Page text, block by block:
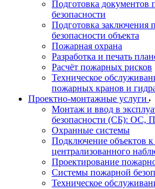
Подготовка документов
безопасности
Подготовка заключения
безопасности объекта
Пожарная охрана
Разработка и печать
Расчёт пожарных рисков
Техническое
пожарных кранов и
Проектно-монтажные услуги
Монтаж и ввод в
безопасности (СБ): ОС,
Охранные системы
Подключение объектов к
централизованного
Проектирование
Системы пожарной
Техническое